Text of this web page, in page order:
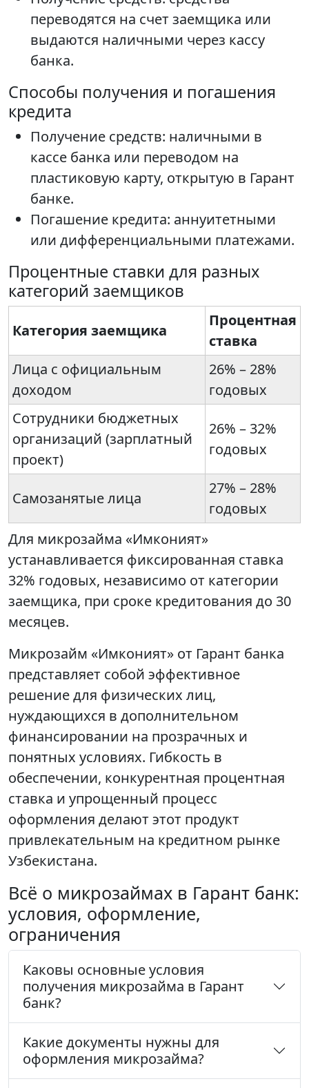
переводятся на счет заемщика или
выдаются наличными через кассу
банка.
Способы получения и погашения
кредита
Получение средств: наличными в
кассе банка или переводом на
пластиковую карту, открытую в Гарант
банке.
Погашение кредита: аннуитетными
или дифференциальными платежами.
Процентные ставки для разных
категорий заемщиков
Категория заемщика
Процентная
ставка
Лица с официальным
доходом
26% – 28%
годовых
Сотрудники бюджетных
организаций (зарплатный
проект)
26% – 32%
годовых
Самозанятые лица
27% – 28%
годовых
Для микрозайма «Имконият»
устанавливается фиксированная ставка
32% годовых, независимо от категории
заемщика, при сроке кредитования до 30
месяцев.
Микрозайм «Имконият» от Гарант банка
представляет собой эффективное
решение для физических лиц,
нуждающихся в дополнительном
финансировании на прозрачных и
понятных условиях. Гибкость в
обеспечении, конкурентная процентная
ставка и упрощенный процесс
оформления делают этот продукт
привлекательным на кредитном рынке
Узбекистана.
Всё о микрозаймах в Гарант банк:
условия, оформление,
ограничения
Каковы основные условия
получения микрозайма в Гарант
банк?
Какие документы нужны для
оформления микрозайма?